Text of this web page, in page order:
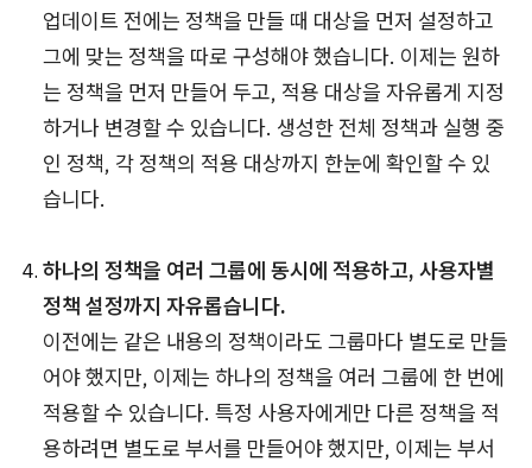
업데이트 전에는 정책을 만들 때 대상을 먼저 설정하고
그에 맞는 정책을 따로 구성해야 했습니다. 이제는 원하
는 정책을 먼저 만들어 두고, 적용 대상을 자유롭게 지정
하거나 변경할 수 있습니다. 생성한 전체 정책과 실행 중
인 정책, 각 정책의 적용 대상까지 한눈에 확인할 수 있
습니다.
하나의 정책을 여러 그룹에 동시에 적용하고, 사용자별
정책 설정까지 자유롭습니다.
이전에는 같은 내용의 정책이라도 그룹마다 별도로 만들
어야 했지만, 이제는 하나의 정책을 여러 그룹에 한 번에
적용할 수 있습니다. 특정 사용자에게만 다른 정책을 적
용하려면 별도로 부서를 만들어야 했지만, 이제는 부서